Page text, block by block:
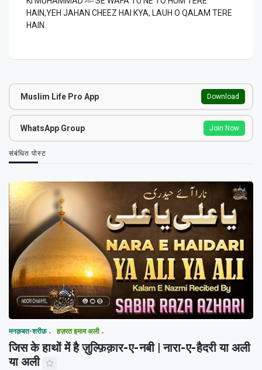
HAIN,YEH JAHAN CHEEZ HAI KYA, LAUH O QALAM TERE
HAIN.
Muslim Life Pro App Download
WhatsApp Group Join Now
संबंधित पोस्ट
मनक़बत-शरीफ़ हज़रत इमाम अली
जिस के हाथों में है ज़ुल्फ़िक़ार-ए-नबी | नारा-ए-हैदरी या अली
या अली